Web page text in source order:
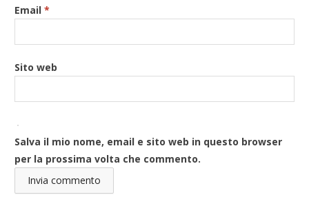
Email*
Sito web
Salva il mio nome, email e sito web in questo browser
per la prossima volta che commento.